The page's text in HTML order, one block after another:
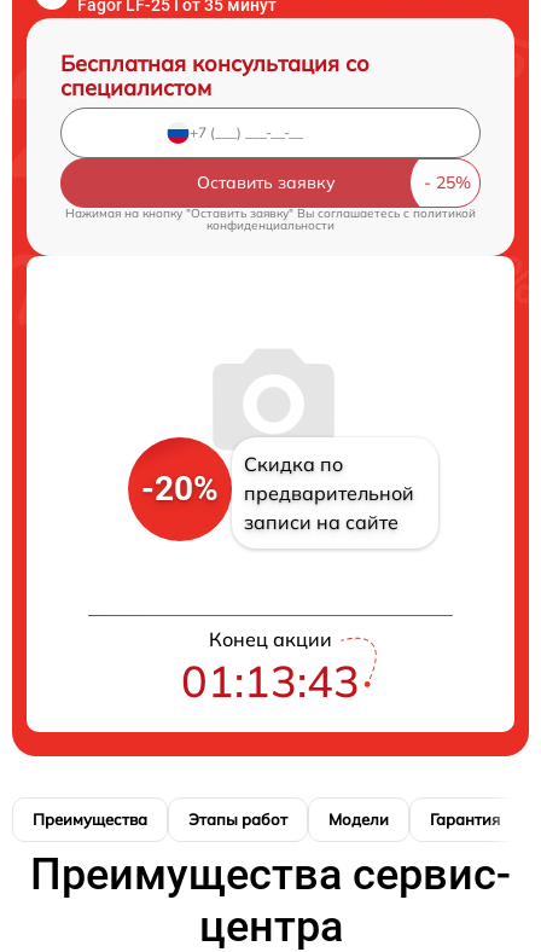
Fagor LF-25 I от 35 минут
Бесплатная консультация со
специалистом
Оставить заявку
Нажимая на кнопку "Оставить заявку" Вы соглашаетесь cполитикой
конфиденциальности
-20%
Скидка по
предварительной
записи на сайте
Конец акции
01:13:42
Преимущества Этапы работ Модели Гарантия
Преимущества сервис-
центра